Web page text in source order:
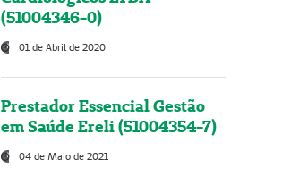
(51004346-0)
01 de Abril de 2020
Prestador Essencial Gestão
em Saúde Ereli (51004354-7)
04 de Maio de 2021